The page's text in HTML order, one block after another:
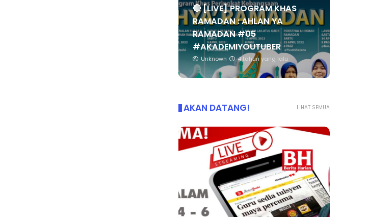
🔴 [LIVE] PROGRAM KHAS
RAMADAN : AHLAN YA
RAMADAN #05
#AKADEMIYOUTUBER
Unknown 4 tahun yang lalu
LIHAT SEMUA
AKAN DATANG!